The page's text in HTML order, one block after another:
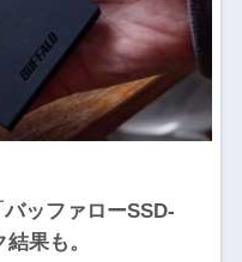
ッファローSSD-
果も。